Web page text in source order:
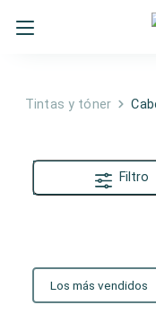
Tintas y tóner
Filtro